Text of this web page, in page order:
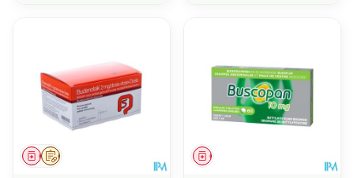
Op voorschrift
Geneesmiddel Geneesmiddel